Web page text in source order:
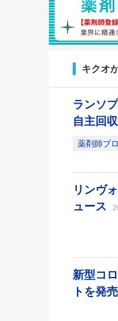
キクオ
ランソ
自主回
薬剤師ブ
リンヴ
ュース
新型コ
トを発